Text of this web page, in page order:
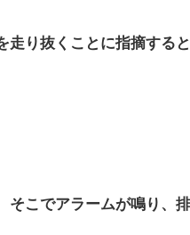
り抜くことに指摘すると
こでアラームが鳴り、